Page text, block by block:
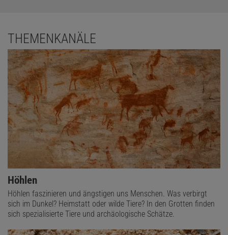
THEMENKANÄLE
Höhlen
Höhlen faszinieren und ängstigen uns Menschen. Was verbirgt
sich im Dunkel? Heimstatt oder wilde Tiere? In den Grotten finden
sich spezialisierte Tiere und archäologische Schätze.